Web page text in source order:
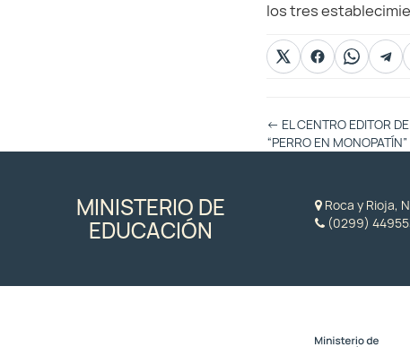
los tres
Otras
Entradas
← EL CENTRO EDITOR
“PERRO EN MONOPATÍN”
MINISTERIO DE
EDUCACIÓN
Roca y Rioja,
(0299)